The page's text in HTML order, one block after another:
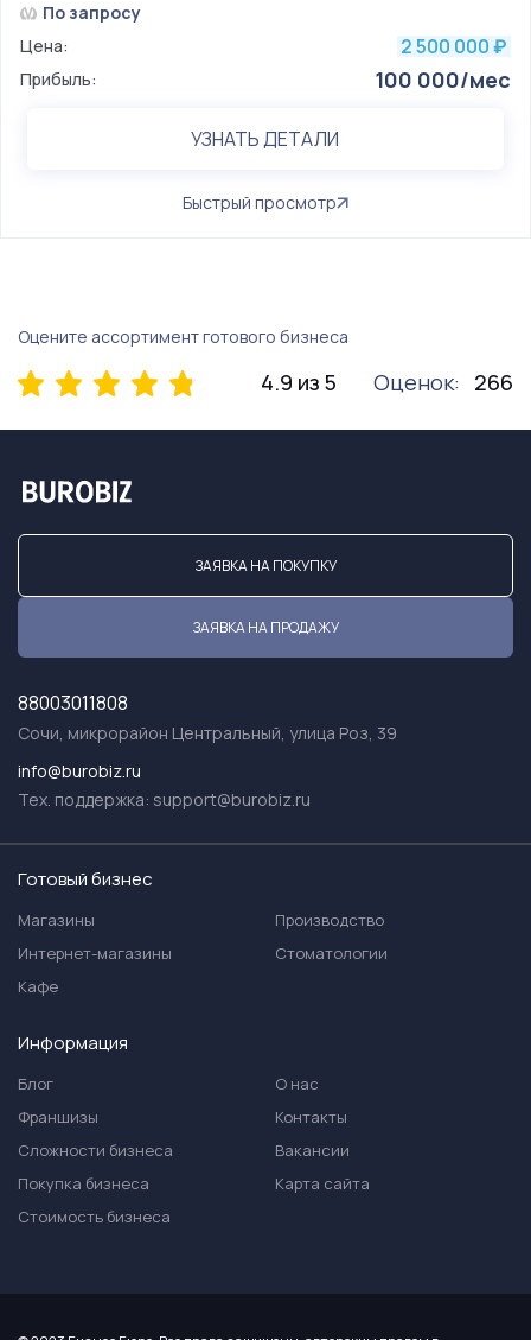
По запросу
Цена:
2 500 000 ₽
Прибыль: 100 000/мес
УЗНАТЬ ДЕТАЛИ
Быстрый просмотр
Оцените ассортимент готового бизнеса
4.9 из 5 Оценок: 266
ЗАЯВКА НА ПОКУПКУ
ЗАЯВКА НА ПРОДАЖУ
88003011808
Сочи, микрорайон Центральный, улица Роз, 39
info@burobiz.ru
Тех. поддержка: support@burobiz.ru
Готовый бизнес
Магазины
Интернет-магазины
Кафе
Производство
Стоматологии
Информация
Блог
Франшизы
Сложности бизнеса
Покупка бизнеса
Стоимость бизнеса
О нас
Контакты
Вакансии
Карта сайта